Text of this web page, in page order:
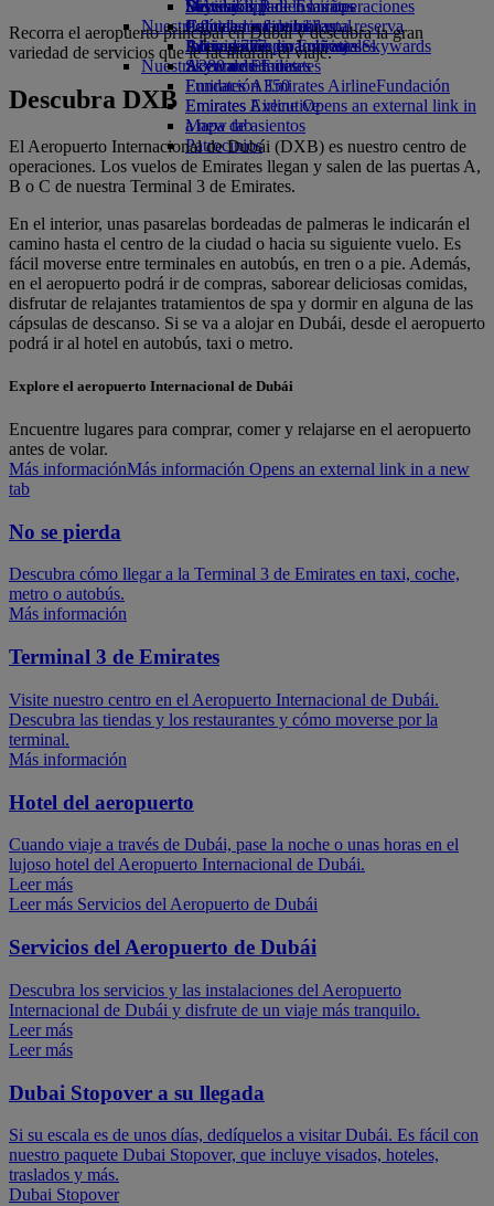
Bebidas
Nuestra flota
Boeing 777
A380 de Emirates
Emirates A350
Emirates Executive
Mapa de asientos
Diversión para los niños
Juguetes infantiles
Actividades para niños
Sostenibilidad en las operaciones
Política medioambiental
Informes medioambientales
Nuestras comunidades
Fundación Emirates AirlineFundación
Emirates Airline Opens an external link in
a new tab
Patrocinios
Skywards Rail
Calculadora de millas
Inicie sesión en Emirates Skywards
Skywards+
Móvil y app de Emirates
Cancelar o cambiar una reserva
Alteraciones en los viajes
Acerca de Emirates
Recorra el aeropuerto principal en Dubái y descubra la gran
variedad de servicios que le facilitarán el viaje.
Descubra DXB
El Aeropuerto Internacional de Dubái (DXB) es nuestro centro de
operaciones. Los vuelos de Emirates llegan y salen de las puertas A,
B o C de nuestra Terminal 3 de Emirates.
En el interior, unas pasarelas bordeadas de palmeras le indicarán el
camino hasta el centro de la ciudad o hacia su siguiente vuelo. Es
fácil moverse entre terminales en autobús, en tren o a pie. Además,
en el aeropuerto podrá ir de compras, saborear deliciosas comidas,
disfrutar de relajantes tratamientos de spa y dormir en alguna de las
cápsulas de descanso. Si se va a alojar en Dubái, desde el aeropuerto
podrá ir al hotel en autobús, taxi o metro.
Explore el aeropuerto Internacional de Dubái
Encuentre lugares para comprar, comer y relajarse en el aeropuerto
antes de volar.
Más informaciónMás información Opens an external link in a new
tab
No se pierda
Descubra cómo llegar a la Terminal 3 de Emirates en taxi, coche,
metro o autobús.
Más información
Terminal 3 de Emirates
Visite nuestro centro en el Aeropuerto Internacional de Dubái.
Descubra las tiendas y los restaurantes y cómo moverse por la
terminal.
Más información
Hotel del aeropuerto
Cuando viaje a través de Dubái, pase la noche o unas horas en el
lujoso hotel del Aeropuerto Internacional de Dubái.
Leer más
Leer más Servicios del Aeropuerto de Dubái
Servicios del Aeropuerto de Dubái
Descubra los servicios y las instalaciones del Aeropuerto
Internacional de Dubái y disfrute de un viaje más tranquilo.
Leer más
Leer más
Dubai Stopover a su llegada
Si su escala es de unos días, dedíquelos a visitar Dubái. Es fácil con
nuestro paquete Dubai Stopover, que incluye visados, hoteles,
traslados y más.
Dubai Stopover